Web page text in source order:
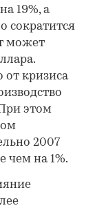
19%, а
сократится
может
от кризиса
этом
2007
чем на 1%.